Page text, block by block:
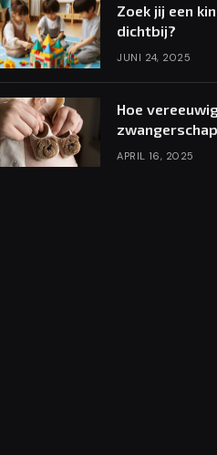
Zoek jij een
dichtbij?
JUNI 24, 2025
Hoe
APRIL 16, 2025